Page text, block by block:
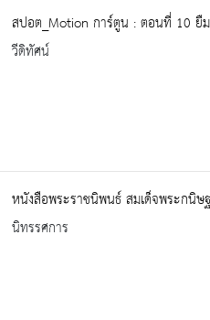
สปอต_Motion การ์ตูน : ตอนที่ 10 ยื
วีดิทัศน์
หนังสือพระราชนิพนธ์ สมเด็จพระกนิษ
นิทรรศการ